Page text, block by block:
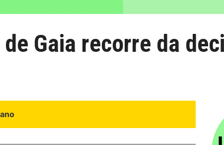
Gaia recorre da